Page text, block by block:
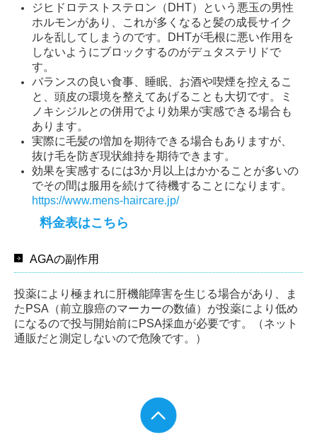
ジヒドロテストステロン（DHT）という悪玉の男性
ホルモンがあり、これが多くなると髪の成長サイク
ルを乱してしまうのです。DHTが毛根に悪い作用を
しないようにブロックするのがデュタステリドで
す。
バランスの良い食事、睡眠、お酒や喫煙を控えるこ
と、頭皮の環境を整えてあげることも大切です。ミ
ノキシジルとの併用でより効果が実感できる場合も
あります。
実際に毛髪の増加を期待できる場合もありますが、
抜け毛を防ぎ現状維持を期待できます。
効果を実感するには3か月以上はかかることが多いの
でその間は服用を続けて待機することになります。
https://www.mens-haircare.jp/
料金表はこちら
AGAの副作用
投薬により極まれに肝機能障害を生じる場合があり、ま
たPSA（前立腺癌のマーカーの数値）が投薬により低め
になるので投与開始前にPSA採血が必要です。（ネット
通販だと測定しないので危険です。）